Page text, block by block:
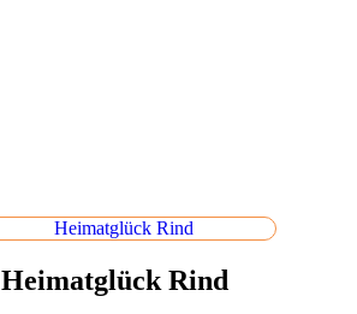
Heimatglück Rind